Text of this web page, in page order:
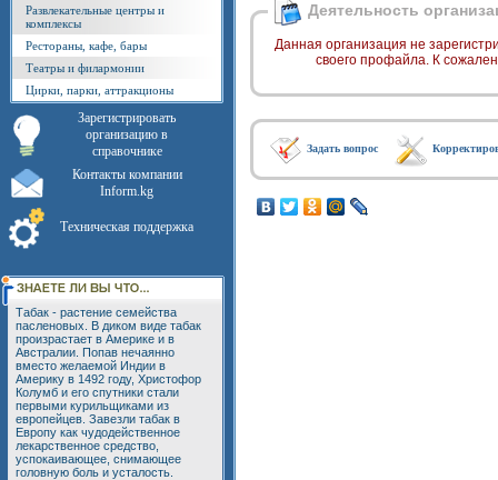
Развлекательные центры и
комплексы
Рестораны, кафе, бары
Театры и филармонии
Цирки, парки, аттракционы
Зарегистрировать
организацию в
справочнике
Контакты компании
Inform.kg
Техническая поддержка
Табак - растение семейства
пасленовых. В диком виде табак
произрастает в Америке и в
Австралии. Попав нечаянно
вместо желаемой Индии в
Америку в 1492 году, Христофор
Колумб и его спутники стали
первыми курильщиками из
европейцев. Завезли табак в
Европу как чудодейственное
лекарственное средство,
успокаивающее, снимающее
головную боль и усталость.
Деятельность
Данная организация не
своего профайла. К
Задать вопрос